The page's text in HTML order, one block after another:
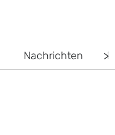
Nachrichten